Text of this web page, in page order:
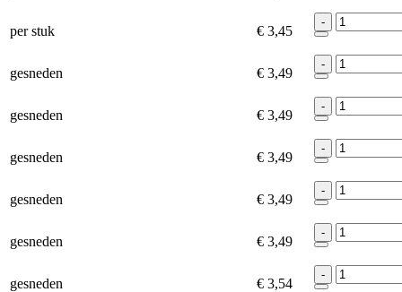
per stuk € 3,45
-
gesneden € 3,49
-
gesneden € 3,49
-
gesneden € 3,49
-
gesneden € 3,49
-
gesneden € 3,49
-
gesneden € 3,54
-